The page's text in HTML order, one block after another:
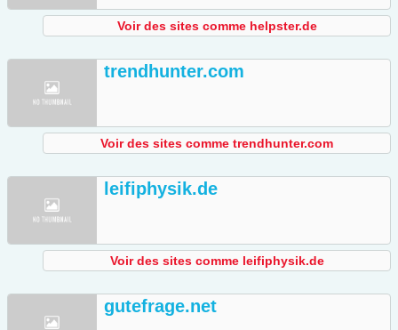
Voir des sites comme helpster.de
trendhunter.com
Voir des sites comme trendhunter.com
leifiphysik.de
Voir des sites comme leifiphysik.de
gutefrage.net